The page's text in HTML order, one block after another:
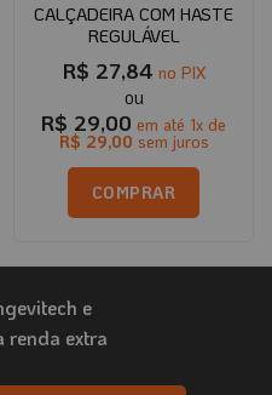
CALÇADEIRA COM HASTE
REGULÁVEL
R$ 27,84 no PIX
R$ 29,00 em até 1x de
R$ 29,00 sem juros
COMPRAR
e
renda extra